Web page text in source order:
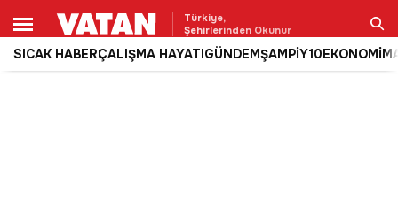
Türkiye,
Şehirlerinden Okunur
SICAK HABERÇALIŞMA HAYATIGÜNDEMŞAMPİY10EKONOMİ
Ara